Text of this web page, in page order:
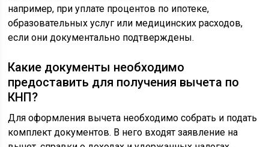
например, при уплате процентов по ипотеке,
образовательных услуг или медицинских расходов,
если они документально подтверждены.
Какие документы необходимо
предоставить для получения вычета по
КНП?
Для оформления вычета необходимо собрать и подать
комплект документов. В него входят заявление на